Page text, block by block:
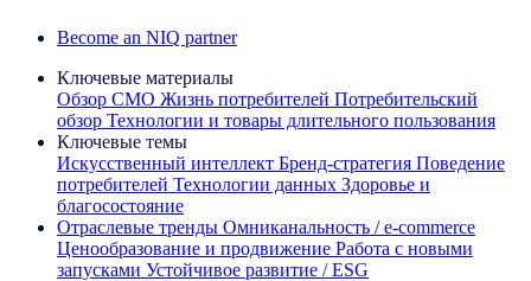
Become an NIQ partner
Ключевые материалы
Обзор CMO Жизнь потребителей Потребительский
обзор Технологии и товары длительного пользования
Ключевые темы
Искусственный интеллект Бренд‑стратегия Поведение
потребителей Технологии данных Здоровье и
благосостояние
Отраслевые тренды Омниканальность / e‑commerce
Ценообразование и продвижение Работа с новыми
запусками Устойчивое развитие / ESG